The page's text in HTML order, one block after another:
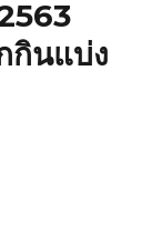
กินแบ่ง